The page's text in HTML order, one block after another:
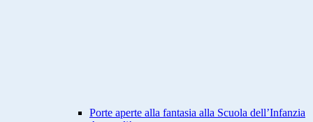
Porte aperte alla fantasia alla Scuola dell’Infanzia